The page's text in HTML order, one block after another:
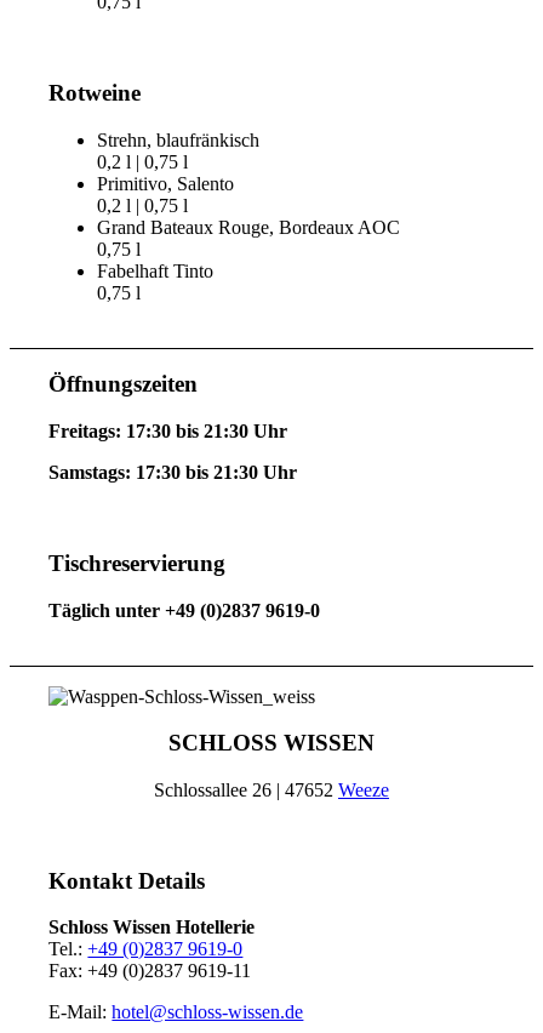
Rotweine
Strehn, blaufränkisch
0,2 l | 0,75 l
Primitivo, Salento
0,2 l | 0,75 l
Grand Bateaux Rouge, Bordeaux AOC
0,75 l
Fabelhaft Tinto
0,75 l
Öffnungszeiten
Freitags: 17:30 bis 21:30 Uhr
Samstags: 17:30 bis 21:30 Uhr
Tischreservierung
Täglich unter+49 (0)2837 9619-0
SCHLOSS WISSEN
Schlossallee 26 | 47652 Weeze
Kontakt Details
Schloss Wissen Hotellerie
Tel.:+49 (0)2837 9619-0
Fax: +49 (0)2837 9619-11
E-Mail:hotel@schloss-wissen.de